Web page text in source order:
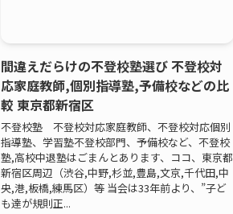
間違えだらけの不登校塾選び 不登校対
応家庭教師,個別指導塾,予備校などの比
較 東京都新宿区
不登校塾 不登校対応家庭教師、不登校対応個別
指導塾、学習塾不登校部門、予備校など、不登校
塾,高校中退塾はごまんとあります、ココ、東京都
新宿区周辺（渋谷,中野,杉並,豊島,文京,千代田,中
央,港,板橋,練馬区）等 当会は33年前より、”子ど
も達が規則正...